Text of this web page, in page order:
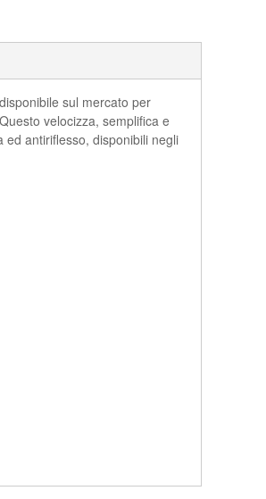
sul mercato per
velocizza, semplifica e
antiriflesso, disponibili negli